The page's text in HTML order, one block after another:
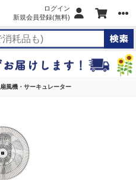
ログイン
新規会員登録(無料)
扇風機・サーキュレーター